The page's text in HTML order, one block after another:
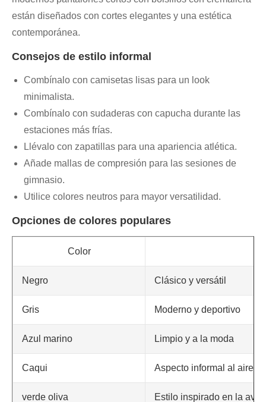
están diseñados con cortes elegantes y una estética
contemporánea.
Consejos de estilo informal
Combínalo con camisetas lisas para un look
minimalista.
Combínalo con sudaderas con capucha durante las
estaciones más frías.
Llévalo con zapatillas para una apariencia atlética.
Añade mallas de compresión para las sesiones de
gimnasio.
Utilice colores neutros para mayor versatilidad.
Opciones de colores populares
Color
Negro Clásico y versátil
Gris Moderno y deportivo
Azul marino Limpio y a la moda
Caqui Aspecto informal al aire
verde oliva Estilo inspirado en la